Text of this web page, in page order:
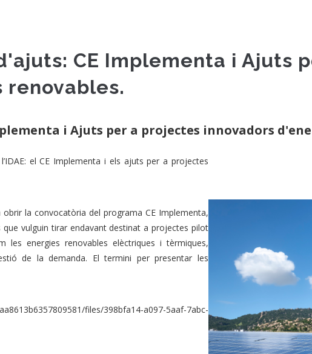
CE Implementa i Ajuts
renovables.
i Ajuts per a projectes innovadors
el CE Implementa i els ajuts per a projectes
la convocatòria del programa CE Implementa,
vulguin tirar endavant destinat a projectes pilot
energies renovables elèctriques i tèrmiques,
de la demanda. El termini per presentar les
files/398bfa14-a097-5aaf-7abc-